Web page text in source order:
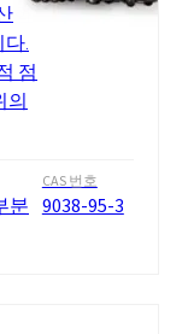
.
점
의
분
CAS 번호
9038-95-3